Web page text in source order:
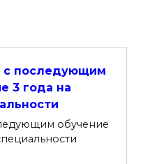
с последующим
3 года на
обучение